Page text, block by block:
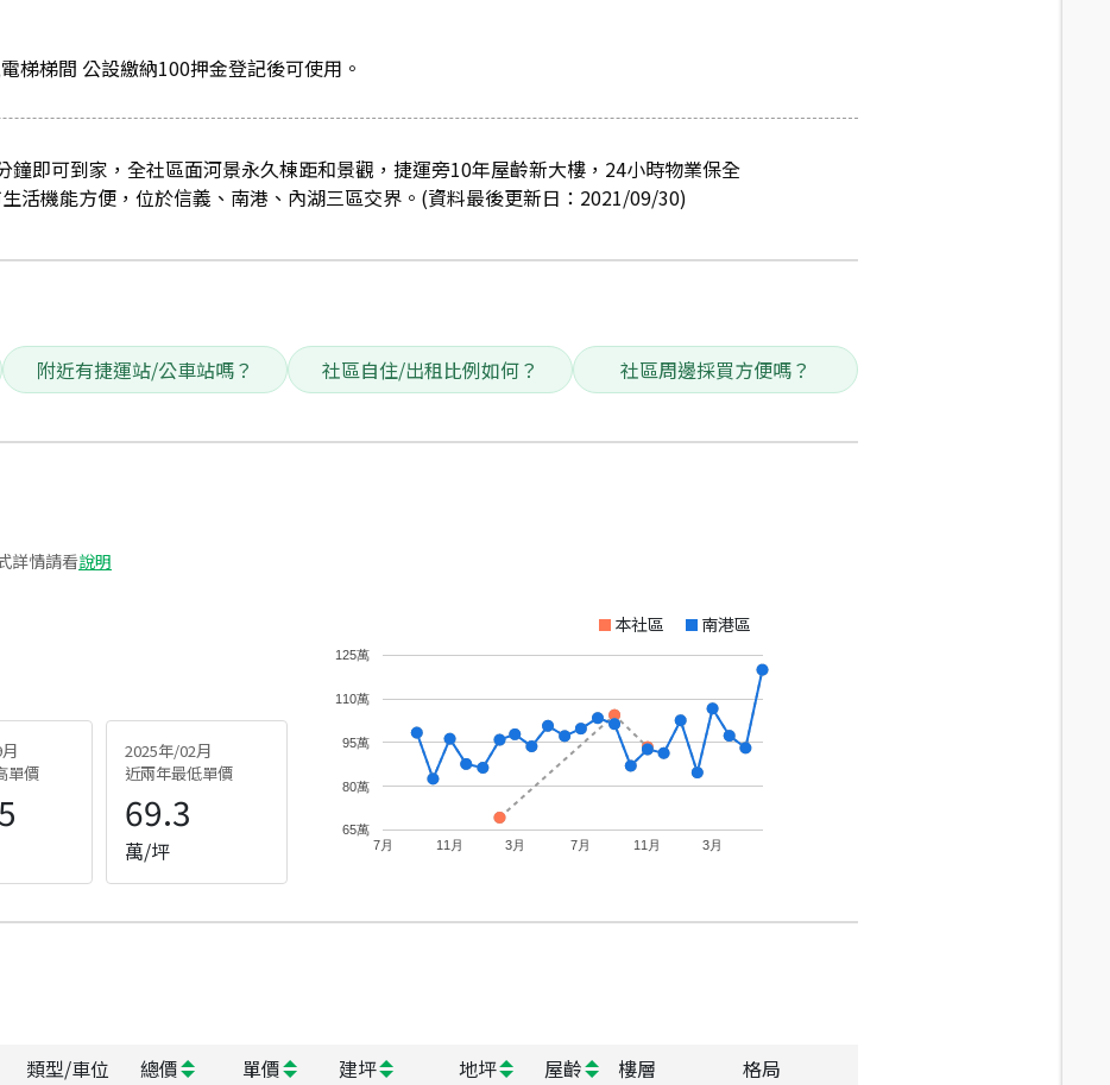
梯梯間 公設繳納100押金登記後可使用。
鐘即可到家，全社區面河景永久棟距和景觀，捷運旁10年屋齡新大樓，24小時物業保全
活機能方便，位於信義、南港、內湖三區交界。(資料最後更新日：2021/09/30)
附近有捷運站/公車站嗎？ 社區自住/出租比例如何？ 社區周邊採買方便嗎？
詳情請看說明
單價
2025年/02月
近兩年最低單價
69.3
萬/坪
本社區 南港區
7月 11月 3月 7月 11月 3月
65萬
80萬
95萬
110萬
125萬
類型/車位 總價 單價 建坪 地坪 屋齡 樓層 格局